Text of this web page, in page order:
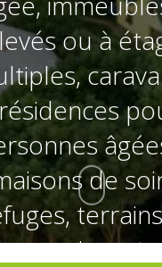
ou à
de
camping, etc.